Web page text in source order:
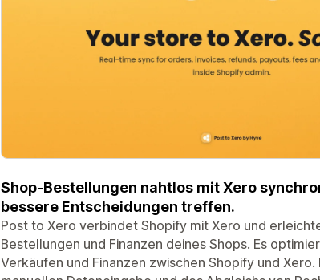
Shop-Bestellungen nahtlos mit Xero
bessere Entscheidungen treffen.
Post to Xero verbindet Shopify mit Xero und
Bestellungen und Finanzen deines Shops. Es
Verkäufen und Finanzen zwischen Shopify und